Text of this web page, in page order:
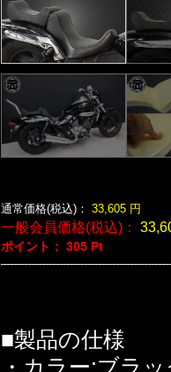
通常価格(税込)： 33,605 円
一般会員価格(税込)：
ポイント： 305 Pt
■製品の仕様
・カラー:ブラ